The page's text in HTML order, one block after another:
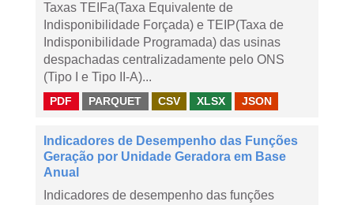
Taxas TEIFa(Taxa Equivalente de
Indisponibilidade Forçada) e TEIP(Taxa de
Indisponibilidade Programada) das usinas
despachadas centralizadamente pelo ONS
(Tipo I e Tipo II-A)...
PDF PARQUET CSV XLSX JSON
Indicadores de Desempenho das Funções
Geração por Unidade Geradora em Base
Anual
Indicadores de desempenho das funções